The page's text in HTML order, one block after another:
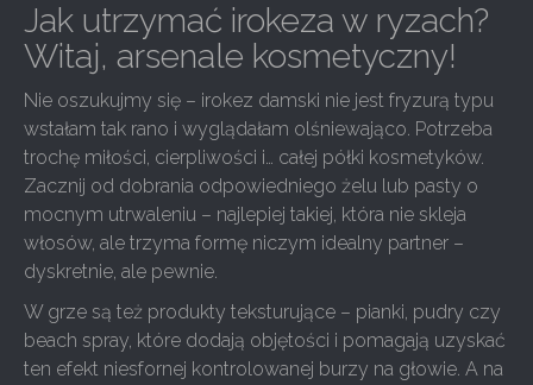
Jak utrzymać irokeza w ryzach?
Witaj, arsenale kosmetyczny!
Nie oszukujmy się – irokez damski nie jest fryzurą typu
wstałam tak rano i wyglądałam olśniewająco. Potrzeba
trochę miłości, cierpliwości i… całej półki kosmetyków.
Zacznij od dobrania odpowiedniego żelu lub pasty o
mocnym utrwaleniu – najlepiej takiej, która nie skleja
włosów, ale trzyma formę niczym idealny partner –
dyskretnie, ale pewnie.
W grze są też produkty teksturujące – pianki, pudry czy
beach spray, które dodają objętości i pomagają uzyskać
ten efekt niesfornej kontrolowanej burzy na głowie. A na